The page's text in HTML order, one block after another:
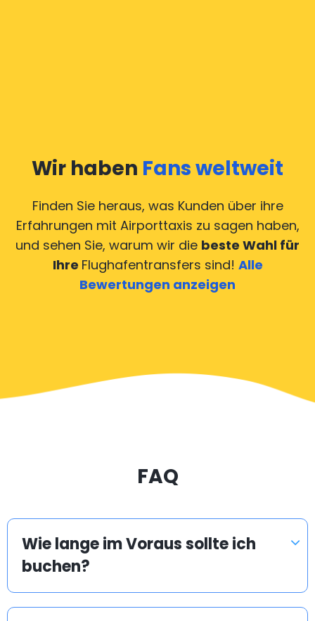
Wir haben Fans weltweit
Finden Sie heraus, was Kunden über ihre
Erfahrungen mit Airporttaxis zu sagen haben,
und sehen Sie, warum wir die beste Wahl für
Ihre Flughafentransfers sind! Alle
Bewertungen anzeigen
FAQ
Wie lange im Voraus sollte ich
buchen?